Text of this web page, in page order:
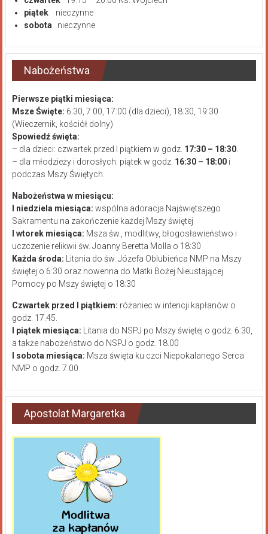
piątek
nieczynne
sobota nieczynne
Nabożeństwa
Pierwsze piątki miesiąca:
Msze Święte: 6:30, 7:00, 17:00 (dla dzieci), 18:30, 19:30
(Wieczernik, kościół dolny)
Spowiedź święta:
– dla dzieci: czwartek przed I piątkiem w godz. 17:30 – 18:30.
– dla młodzieży i dorosłych: piątek w godz. 16:30 – 18:00i
podczas Mszy Świętych.
Nabożeństwa w miesiącu:
I niedziela miesiąca: wspólna adoracja Najświętszego
Sakramentu na zakończenie każdej Mszy świętej
I wtorek miesiąca: Msza św., modlitwy, błogosławieństwo i
uczczenie relikwii św. Joanny Beretta Molla o 18:30
Każda środa: Litania do św. Józefa Oblubieńca NMP na Mszy
świętej o 6:30 oraz nowenna do Matki Bożej Nieustającej
Pomocy po Mszy świętej o 18:30
Czwartek przed I piątkiem: różaniec w intencji kapłanów o
godz. 17.45.
I piątek miesiąca: Litania do NSPJ po Mszy świętej o godz. 6:30,
a także nabożeństwo do NSPJ o godz. 18.00
I sobota miesiąca: Msza święta ku czci Niepokalanego Serca
NMP o godz. 7.00
Apostolat Margaretka